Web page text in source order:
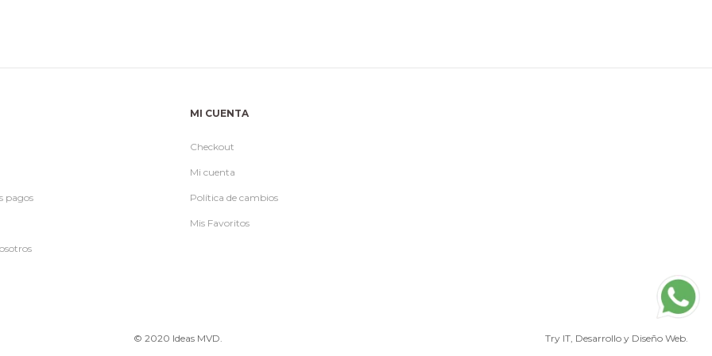
pagos
MI CUENTA
Checkout
Mi cuenta
Política de cambios
Mis Favoritos
© 2020 Ideas MVD. Try IT, Desarrollo y Diseño Web.